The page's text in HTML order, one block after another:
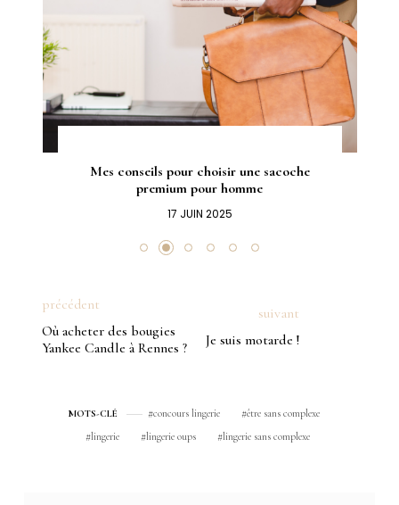
Mes conseils pour choisir une sacoche
premium pour homme
17 JUIN 2025
précédent
Où acheter des bougies
Yankee Candle à Rennes ?
suivant
Je suis motarde !
MOTS-CLÉ concours lingerie
être sans complexe
lingerie
lingerie oups lingerie sans complexe